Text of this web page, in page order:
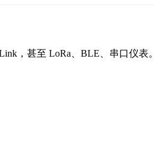
，甚至 LoRa、BLE、串口仪表。